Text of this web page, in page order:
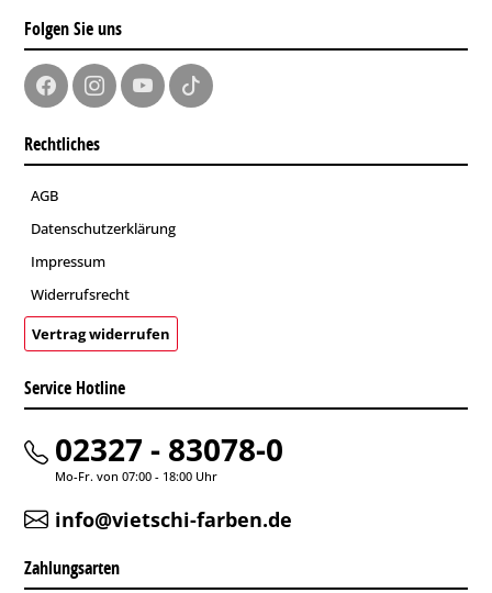
Folgen Sie uns
Rechtliches
AGB
Datenschutzerklärung
Impressum
Widerrufsrecht
Vertrag widerrufen
Service Hotline
02327 - 83078-0
Mo-Fr. von 07:00 - 18:00 Uhr
info@vietschi-farben.de
Zahlungsarten